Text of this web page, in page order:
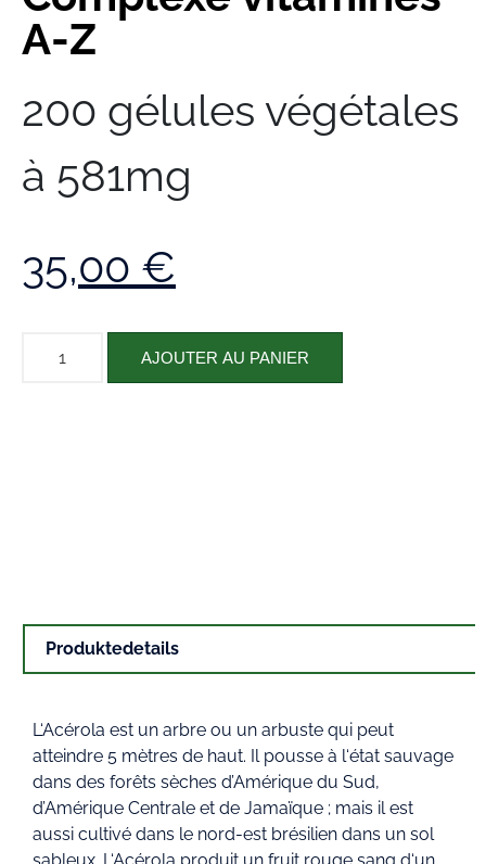
A-Z
200 gélules végétales
à 581mg
35,00 €
AJOUTER AU PANIER
Produktedetails
L‘Acérola est un arbre ou un arbuste qui peut
atteindre 5 mètres de haut. Il pousse à l‘état sauvage
dans des forêts sèches d’Amérique du Sud,
d’Amérique Centrale et de Jamaïque ; mais il est
aussi cultivé dans le nord-est brésilien dans un sol